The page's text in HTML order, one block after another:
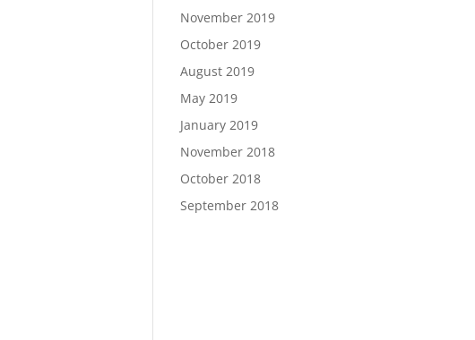
November 2019
October 2019
August 2019
May 2019
January 2019
November 2018
October 2018
September 2018